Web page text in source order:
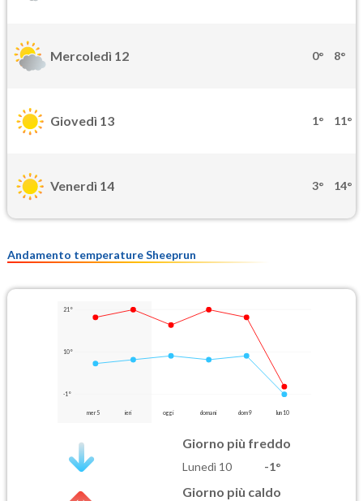
Mercoledì 12 0° 8°
Giovedì 13 1° 11°
Venerdì 14 3° 14°
Andamento temperature Sheeprun
21°
10°
-1°
mer 5 ieri oggi domani dom 9 lun 10
Giorno più freddo
Lunedì 10 -1°
Giorno più caldo